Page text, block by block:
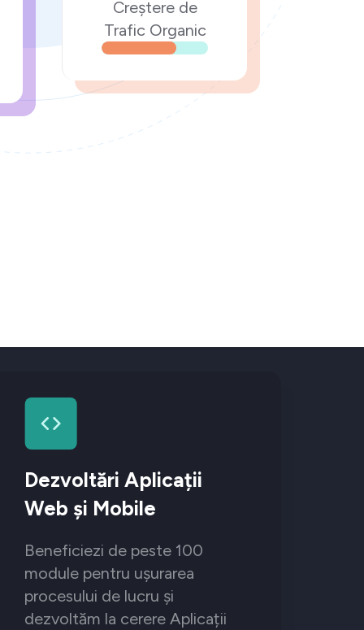
Creștere de
Trafic Organic
Dezvoltări Aplicații
Web și Mobile
Beneficiezi de peste 100
module pentru ușurarea
procesului de lucru și
dezvoltăm la cerere Aplicații